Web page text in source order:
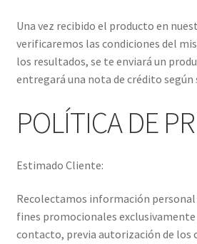
Una vez recibido el producto en
verificaremos las condiciones del
los resultados, se te enviará un
entregará una nota de crédito según
POLÍTICA DE
Estimado Cliente:
Recolectamos información personal
fines promocionales exclusivamente
contacto, previa autorización de los